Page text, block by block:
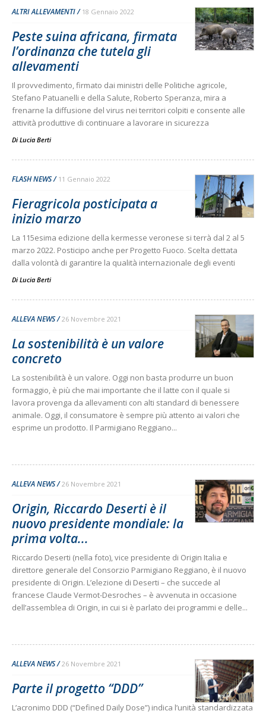
ALTRI ALLEVAMENTI 18 Gennaio 2022
Peste suina africana, firmata
l’ordinanza che tutela gli
allevamenti
Il provvedimento, firmato dai ministri delle Politiche agricole,
Stefano Patuanelli e della Salute, Roberto Speranza, mira a
frenarne la diffusione del virus nei territori colpiti e consente alle
attività produttive di continuare a lavorare in sicurezza
Di Lucia Berti
FLASH NEWS 11 Gennaio 2022
Fieragricola posticipata a
inizio marzo
La 115esima edizione della kermesse veronese si terrà dal 2 al 5
marzo 2022. Posticipo anche per Progetto Fuoco. Scelta dettata
dalla volontà di garantire la qualità internazionale degli eventi
Di Lucia Berti
ALLEVA NEWS 26 Novembre 2021
La sostenibilità è un valore
concreto
La sostenibilità è un valore. Oggi non basta produrre un buon
formaggio, è più che mai importante che il latte con il quale si
lavora provenga da allevamenti con alti standard di benessere
animale. Oggi, il consumatore è sempre più attento ai valori che
esprime un prodotto. Il Parmigiano Reggiano...
ALLEVA NEWS 26 Novembre 2021
Origin, Riccardo Deserti è il
nuovo presidente mondiale: la
prima volta...
Riccardo Deserti (nella foto), vice presidente di Origin Italia e
direttore generale del Consorzio Parmigiano Reggiano, è il nuovo
presidente di Origin. L’elezione di Deserti – che succede al
francese Claude Vermot-Desroches – è avvenuta in occasione
dell’assemblea di Origin, in cui si è parlato dei programmi e delle...
ALLEVA NEWS 26 Novembre 2021
Parte il progetto “DDD”
L’acronimo DDD (“Defined Daily Dose”) indica l’unità standardizzata